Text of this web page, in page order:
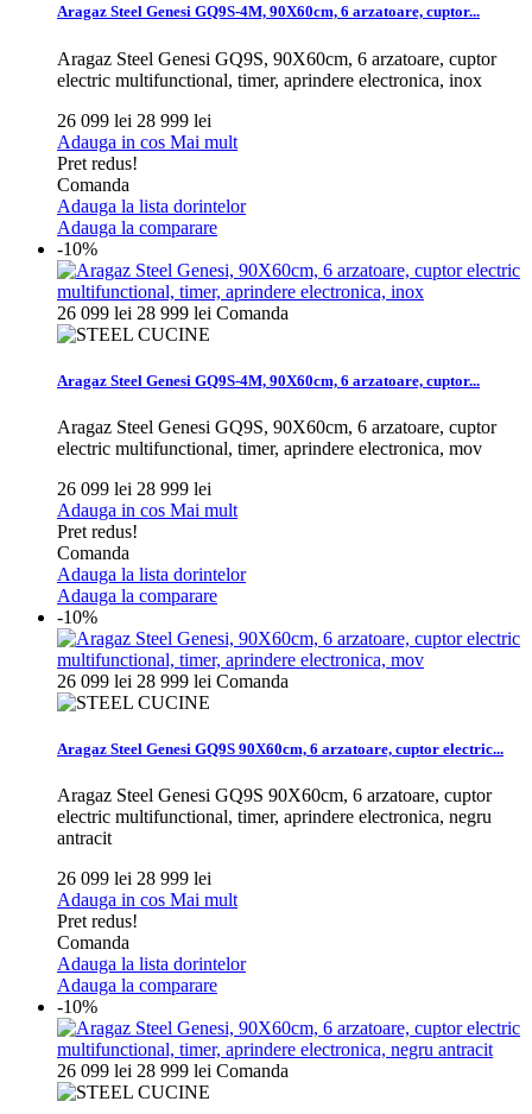
Aragaz Steel Genesi GQ9S-4M, 90X60cm, 6 arzatoare, cuptor...
Aragaz Steel Genesi GQ9S, 90X60cm, 6 arzatoare, cuptor
electric multifunctional, timer, aprindere electronica, inox
26 099 lei 28 999 lei
Adauga in cos Mai mult
Pret redus!
Comanda
Adauga la lista dorintelor
Adauga la comparare
-10%
26 099 lei 28 999 lei Comanda
Aragaz Steel Genesi GQ9S-4M, 90X60cm, 6 arzatoare, cuptor...
Aragaz Steel Genesi GQ9S, 90X60cm, 6 arzatoare, cuptor
electric multifunctional, timer, aprindere electronica, mov
26 099 lei 28 999 lei
Adauga in cos Mai mult
Pret redus!
Comanda
Adauga la lista dorintelor
Adauga la comparare
-10%
26 099 lei 28 999 lei Comanda
Aragaz Steel Genesi GQ9S 90X60cm, 6 arzatoare, cuptor electric...
Aragaz Steel Genesi GQ9S 90X60cm, 6 arzatoare, cuptor
electric multifunctional, timer, aprindere electronica, negru
antracit
26 099 lei 28 999 lei
Adauga in cos Mai mult
Pret redus!
Comanda
Adauga la lista dorintelor
Adauga la comparare
-10%
26 099 lei 28 999 lei Comanda